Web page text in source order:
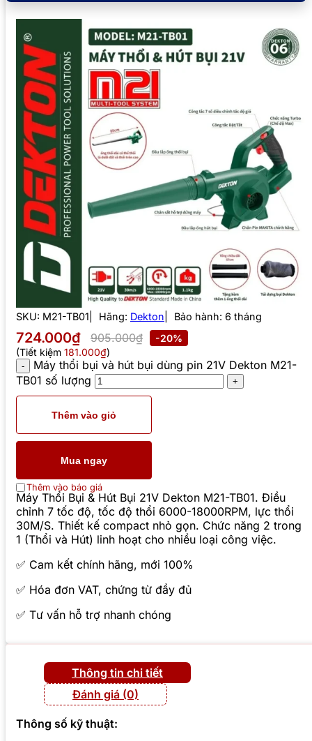
SKU: M21-TB01 Hãng: Dekton Bảo hành: 6 tháng
724.000₫ 905.000₫
-20%
(Tiết kiệm 181.000₫)
Máy thổi bụi và hút bụi dùng pin 21V Dekton M21-
TB01 số lượng
Thêm vào giỏ
Mua ngay
Thêm vào báo giá
Máy Thổi Bụi & Hút Bụi 21V Dekton M21-TB01. Điều
chỉnh 7 tốc độ, tốc độ thổi 6000-18000RPM, lực thổi
30M/S. Thiết kế compact nhỏ gọn. Chức năng 2 trong
1 (Thổi và Hút) linh hoạt cho nhiều loại công việc.
✅ Cam kết chính hãng, mới 100%
✅ Hóa đơn VAT, chứng từ đầy đủ
✅ Tư vấn hỗ trợ nhanh chóng
Thông tin chi tiết
Đánh giá (0)
Thông số kỹ thuật: